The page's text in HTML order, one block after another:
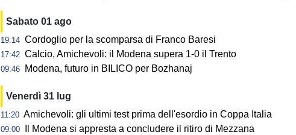
Sabato 01 ago
19:14 Cordoglio per la scomparsa di Franco Baresi
17:42 Calcio, Amichevoli: il Modena supera 1-0 il Trento
09:46 Modena, futuro in BILICO per Bozhanaj
Venerdì 31 lug
11:20 Amichevoli: gli ultimi test prima dell'esordio in Coppa Italia
09:00 Il Modena si appresta a concludere il ritiro di Mezzana